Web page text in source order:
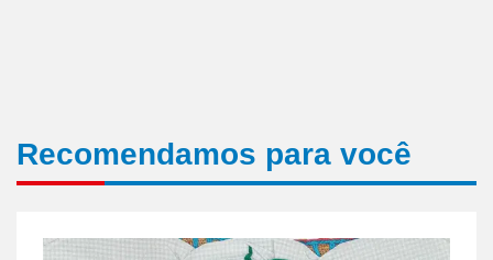
Recomendamos para você